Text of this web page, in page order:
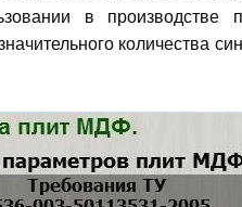
в производстве
количества